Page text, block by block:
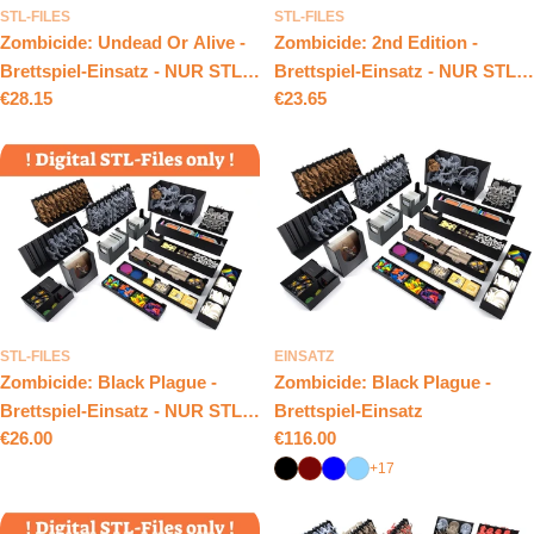
STL-FILES
Zombicide: Undead Or Alive -
Brettspiel-Einsatz - NUR STL-
DATIEN
Regulärer
€28.15
STL-FILES
Zombicide: 2nd Edition -
Brettspiel-Einsatz - NUR STL-
DATEIEN
Regulärer
€23.65
STL-FILES
Zombicide: Black Plague -
Brettspiel-Einsatz - NUR STL-
DATEIEN
Regulärer
€26.00
EINSATZ
Zombicide: Black Plague -
Brettspiel-Einsatz
Regulärer
Preis
€116.00
+17